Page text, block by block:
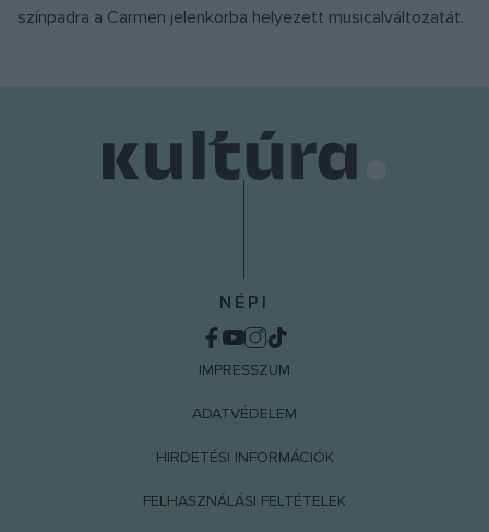
színpadra a Carmen jelenkorba helyezett musicalváltozatát.
NÉPI
IMPRESSZUM
ADATVÉDELEM
HIRDETÉSI INFORMÁCIÓK
FELHASZNÁLÁSI FELTÉTELEK